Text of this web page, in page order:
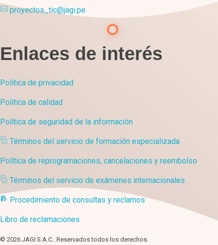
proyectos_tic@jagi.pe
Enlaces de interés
Política de privacidad
Política de calidad
Política de seguridad de la información
Términos del servicio de formación especializada
Política de reprogramaciones, cancelaciones y reembolso
Términos del servicio de exámenes internacionales
Procedimiento de consultas y reclamos
Libro de reclamaciones
© 2026 JAGI S.A.C.. Reservados todos los derechos.